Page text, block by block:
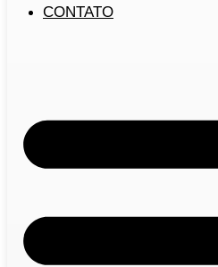
CONTATO